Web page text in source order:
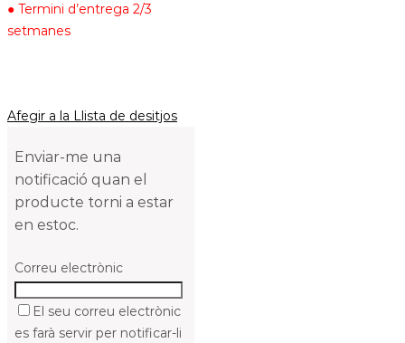
● Termini d’entrega 2/3
setmanes
Afegir a la Llista de desitjos
Enviar-me una
notificació quan el
producte torni a estar
en estoc.
Correu electrònic
El seu correu electrònic
es farà servir per notificar-li